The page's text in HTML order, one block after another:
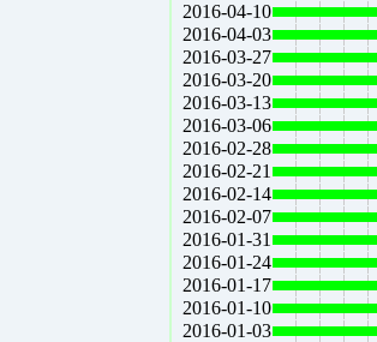
2016-04-10
2016-04-03
2016-03-27
2016-03-20
2016-03-13
2016-03-06
2016-02-28
2016-02-21
2016-02-14
2016-02-07
2016-01-31
2016-01-24
2016-01-17
2016-01-10
2016-01-03